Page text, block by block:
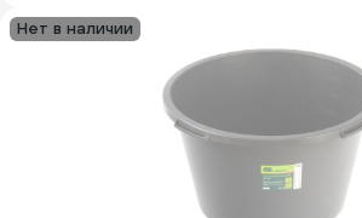
Нет в наличии